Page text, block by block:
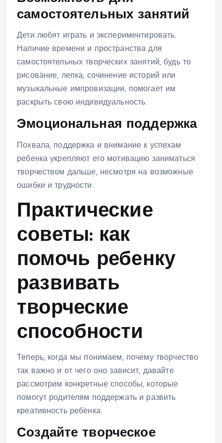
самостоятельных занятий
Дети любят играть и экспериментировать.
Наличие времени и пространства для
самостоятельных творческих занятий, будь то
рисование, лепка, сочинение историй или
музыкальные импровизации, помогает им
раскрыть свою индивидуальность.
Эмоциональная поддержка
Похвала, поддержка и внимание к успехам
ребенка укрепляют его мотивацию заниматься
творчеством дальше, несмотря на возможные
ошибки и трудности.
Практические
советы: как
помочь ребенку
развивать
творческие
способности
Теперь, когда мы понимаем, почему творчество
так важно и от чего оно зависит, давайте
рассмотрим конкретные способы, которые
помогут родителям поддержать и развить
креативность ребенка.
Создайте творческое